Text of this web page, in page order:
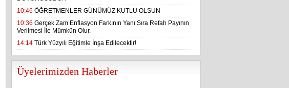
10:46 ÖĞRETMENLER GÜNÜMÜZ KUTLU OLSUN
10:36 Gerçek Zam Enflasyon Farkının Yanı Sıra Refah Payının
Verilmesi İle Mümkün Olur.
14:14 Türk Yüzyılı Eğitimle İnşa Edilecektir!
Üyelerimizden Haberler